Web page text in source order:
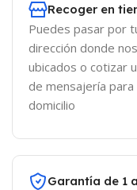
Recoger en
Puedes pasar por
dirección donde
ubicados o cotizar
de mensajería
domicilio
Garantía de 1